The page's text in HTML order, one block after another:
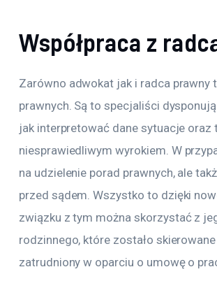
Współpraca z
Zarówno adwokat jak i radca
prawnych. Są to specjaliści
jak interpretować dane sytuacje
niesprawiedliwym wyrokiem. W
na udzielenie porad prawnych, ale
przed sądem. Wszystko to dzięki
związku z tym można skorzystać z
rodzinnego, które zostało
zatrudniony w oparciu o umowę o